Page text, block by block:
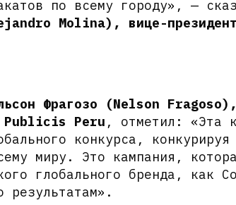
по всему городу», —
Molina), вице-
Фрагозо (Nelson Fragoso),
Publicis Peru , отметил: «Эта
конкурса, конкурируя
миру. Это кампания,
глобального бренда, как